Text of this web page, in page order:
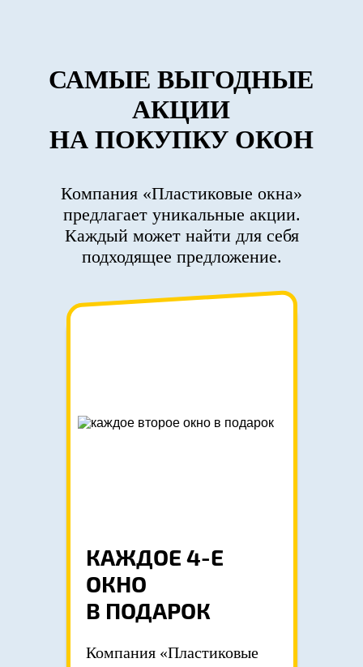
САМЫЕ ВЫГОДНЫЕ
АКЦИИ
НА ПОКУПКУ ОКОН
Компания «Пластиковые окна»
предлагает уникальные акции.
Каждый может найти для себя
подходящее предложение.
КАЖДОЕ 4-Е
ОКНО
В ПОДАРОК
Компания «Пластиковые